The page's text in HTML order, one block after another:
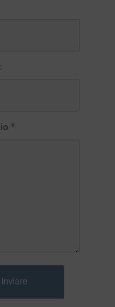
*